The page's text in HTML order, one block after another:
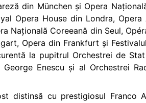
din München și Opera
Opera House din Londra, Opera
Națională Coreeană din Seul,
Opera din Frankfurt și
la pupitrul Orchestrei de
Enescu și al Orchestrei
distinsă cu prestigiosul Franco